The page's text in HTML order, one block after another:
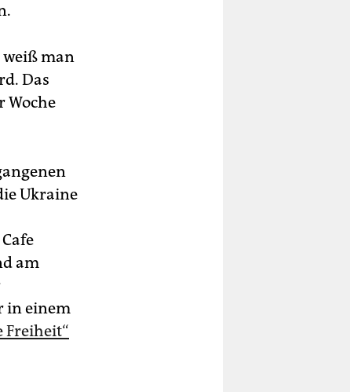
weiß man
Das
Woche
Ukraine
am
in einem
Freiheit“